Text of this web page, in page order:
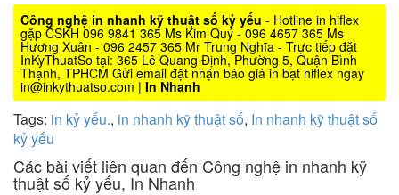
Công nghệ in nhanh kỹ thuật số kỷ yếu - Hotline in hiflex
gặp CSKH 096 9841 365 Ms Kim Quý - 096 4657 365 Ms
Hương Xuân - 096 2457 365 Mr Trung Nghĩa - Trực tiếp đặt
InKyThuatSo tại: 365 Lê Quang Định, Phường 5, Quận Bình
Thạnh, TPHCM Gửi email đặt nhận báo giá in bạt hiflex ngay
in@inkythuatso.com | In Nhanh
Tags: in kỷ yếu., in nhanh kỹ thuật số, In nhanh kỹ thuật số
kỷ yếu
Các bài viết liên quan đến Công nghệ in nhanh kỹ
thuật số kỷ yếu, In Nhanh